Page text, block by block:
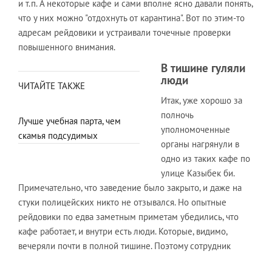
и т.п. А некоторые кафе и сами вполне ясно давали понять,
что у них можно "отдохнуть от карантина". Вот по этим-то
адресам рейдовики и устраивали точечные проверки
повышенного внимания.
ЧИТАЙТЕ ТАКЖЕ
Лучше учебная парта, чем
скамья подсудимых
В тишине гуляли
люди
Итак, уже хорошо за
полночь
уполномоченные
органы нагрянули в
одно из таких кафе по
улице Казыбек би.
Примечательно, что заведение было закрыто, и даже на
стуки полицейских никто не отзывался. Но опытные
рейдовики по едва заметным приметам убедились, что
кафе работает, и внутри есть люди. Которые, видимо,
вечеряли почти в полной тишине. Поэтому сотрудник